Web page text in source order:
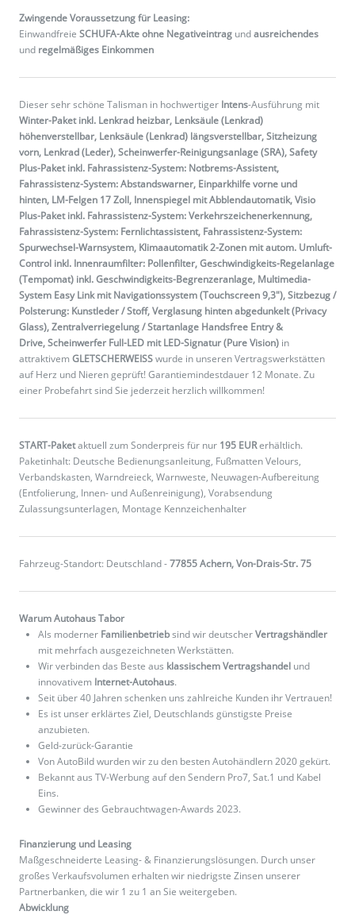
Zwingende Voraussetzung für Leasing:
Einwandfreie SCHUFA-Akte ohne Negativeintrag undausreichendes
und regelmäßiges Einkommen
Dieser sehr schöne Talisman in hochwertiger Intens-Ausführung mit
Winter-Paket inkl. Lenkrad heizbar, Lenksäule (Lenkrad)
höhenverstellbar, Lenksäule (Lenkrad) längsverstellbar, Sitzheizung
vorn, Lenkrad (Leder), Scheinwerfer-Reinigungsanlage (SRA), Safety
Plus-Paket inkl. Fahrassistenz-System: Notbrems-Assistent,
Fahrassistenz-System: Abstandswarner, Einparkhilfe vorne und
hinten, LM-Felgen 17 Zoll, Innenspiegel mit Abblendautomatik, Visio
Plus-Paket inkl. Fahrassistenz-System: Verkehrszeichenerkennung,
Fahrassistenz-System: Fernlichtassistent, Fahrassistenz-System:
Spurwechsel-Warnsystem, Klimaautomatik 2-Zonen mit autom. Umluft-
Control inkl. Innenraumfilter: Pollenfilter, Geschwindigkeits-Regelanlage
(Tempomat) inkl. Geschwindigkeits-Begrenzeranlage, Multimedia-
System Easy Link mit Navigationssystem (Touchscreen 9,3"), Sitzbezug /
Polsterung: Kunstleder / Stoff, Verglasung hinten abgedunkelt (Privacy
Glass), Zentralverriegelung / Startanlage Handsfree Entry &
Drive, Scheinwerfer Full-LED mit LED-Signatur (Pure Vision) in
attraktivemGLETSCHERWEISSwurde in unseren Vertragswerkstätten
auf Herz und Nieren geprüft! Garantiemindestdauer 12 Monate. Zu
einer Probefahrt sind Sie jederzeit herzlich willkommen!
START-Paketaktuell zum Sonderpreis für nur 195 EURerhältlich.
Paketinhalt: Deutsche Bedienungsanleitung, Fußmatten Velours,
Verbandskasten, Warndreieck, Warnweste, Neuwagen-Aufbereitung
(Entfolierung, Innen- und Außenreinigung), Vorabsendung
Zulassungsunterlagen, Montage Kennzeichenhalter
Fahrzeug-Standort: Deutschland -77855 Achern, Von-Drais-Str. 75
Warum Autohaus Tabor
Als moderner Familienbetriebsind wir deutscherVertragshändler
mit mehrfach ausgezeichneten Werkstätten.
Wir verbinden das Beste aus klassischem Vertragshandel und
innovativem Internet-Autohaus.
Seit über 40 Jahren schenken uns zahlreiche Kunden ihr Vertrauen!
Es ist unser erklärtes Ziel, Deutschlands günstigste Preise
anzubieten.
Geld-zurück-Garantie
Von AutoBild wurden wir zu den besten Autohändlern 2020 gekürt.
Bekannt aus TV-Werbung auf den Sendern Pro7, Sat.1 und Kabel
Eins.
Gewinner des Gebrauchtwagen-Awards 2023.
Finanzierung und Leasing
Maßgeschneiderte Leasing- & Finanzierungslösungen. Durch unser
großes Verkaufsvolumen erhalten wir niedrigste Zinsen unserer
Partnerbanken, die wir 1 zu 1 an Sie weitergeben.
Abwicklung